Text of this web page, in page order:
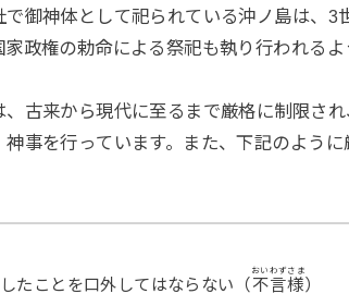
御神体として祀られている沖ノ島は、3
政権の勅命による祭祀も執り行われるよ
古来から現代に至るまで厳格に制限さ
事を行っています。また、下記のよう
たことを口外してはならない（ 不言様
おいわずさま
）